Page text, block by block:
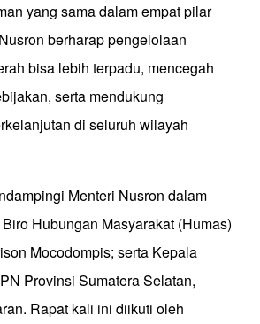
yang sama dalam empat pilar
berharap pengelolaan
bisa lebih terpadu, mencegah
serta mendukung
di seluruh wilayah
Menteri Nusron dalam
Hubungan Masyarakat (Humas)
Mocodompis; serta Kepala
Provinsi Sumatera Selatan,
Rapat kali ini diikuti oleh